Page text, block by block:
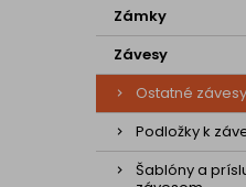
Zámky
Závesy
Ostatné závesy
Podložky k
Šablóny a